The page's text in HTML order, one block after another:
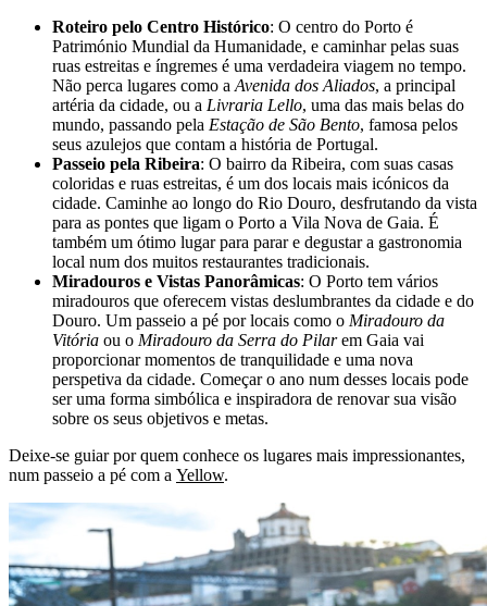
Roteiro pelo Centro Histórico: O centro do Porto é
Património Mundial da Humanidade, e caminhar pelas suas
ruas estreitas e íngremes é uma verdadeira viagem no tempo.
Não perca lugares como a Avenida dos Aliados, a principal
artéria da cidade, ou a Livraria Lello, uma das mais belas do
mundo, passando pela Estação de São Bento, famosa pelos
seus azulejos que contam a história de Portugal.
Passeio pela Ribeira: O bairro da Ribeira, com suas casas
coloridas e ruas estreitas, é um dos locais mais icónicos da
cidade. Caminhe ao longo do Rio Douro, desfrutando da vista
para as pontes que ligam o Porto a Vila Nova de Gaia. É
também um ótimo lugar para parar e degustar a gastronomia
local num dos muitos restaurantes tradicionais.
Miradouros e Vistas Panorâmicas: O Porto tem vários
miradouros que oferecem vistas deslumbrantes da cidade e do
Douro. Um passeio a pé por locais como o Miradouro da
Vitória ou o Miradouro da Serra do Pilarem Gaia vai
proporcionar momentos de tranquilidade e uma nova
perspetiva da cidade. Começar o ano num desses locais pode
ser uma forma simbólica e inspiradora de renovar sua visão
sobre os seus objetivos e metas.
Deixe-se guiar por quem conhece os lugares mais impressionantes,
num passeio a pé com a Yellow.